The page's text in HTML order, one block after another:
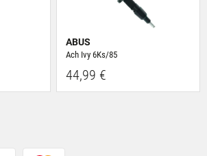
ABUS
Ach Ivy 6Ks/85
44,99 €